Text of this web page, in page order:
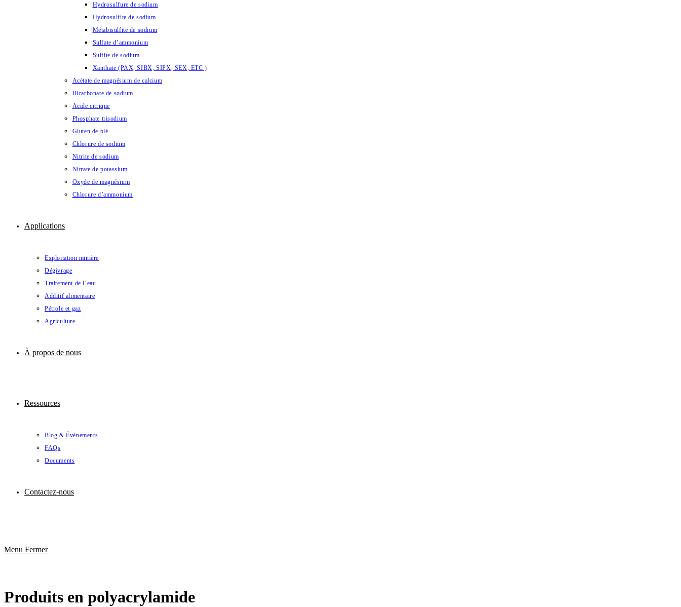
Hydrosulfure de sodium
Hydrosulfite de sodium
Métabisulfite de sodium
Sulfate d’ammonium
Sulfite de sodium
Xanthate (PAX, SIBX, SIPX, SEX, ETC )
Acétate de magnésium de calcium
Bicarbonate de sodium
Acide citrique
Phosphate trisodium
Gluten de blé
Chlorure de sodium
Nitrite de sodium
Nitrate de potassium
Oxyde de magnésium
Chlorure d’ammonium
Applications
Exploitation minière
Dégivrage
Traitement de l’eau
Additif alimentaire
Pétrole et gaz
Agriculture
À propos de nous
Ressources
Blog & Événements
FAQs
Documents
Contactez-nous
Menu Fermer
Produits en polyacrylamide